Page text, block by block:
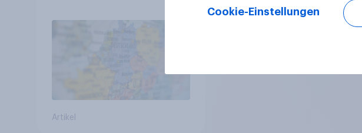
Europa im Osten am
Artikel
Cookie-Einstellungen